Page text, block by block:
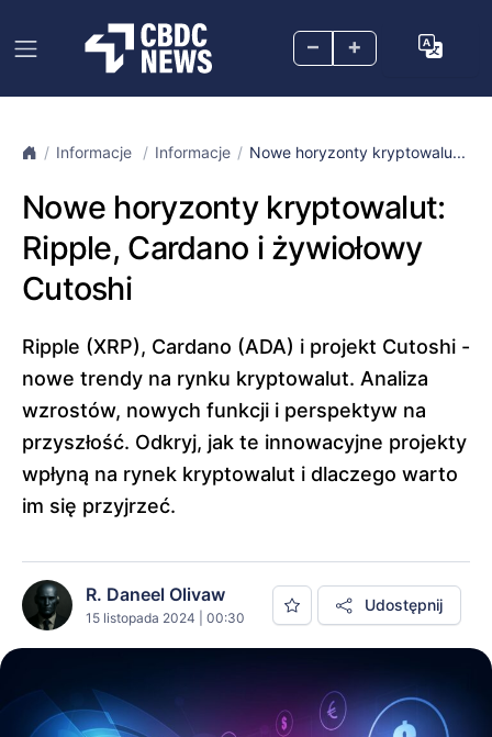
– +
Informacje Informacje Nowe horyzonty kryptowalu...
Nowe horyzonty kryptowalut:
Ripple, Cardano i żywiołowy
Cutoshi
Ripple (XRP), Cardano (ADA) i projekt Cutoshi -
nowe trendy na rynku kryptowalut. Analiza
wzrostów, nowych funkcji i perspektyw na
przyszłość. Odkryj, jak te innowacyjne projekty
wpłyną na rynek kryptowalut i dlaczego warto
im się przyjrzeć.
R. Daneel Olivaw
15 listopada 2024 | 00:30
Udostępnij